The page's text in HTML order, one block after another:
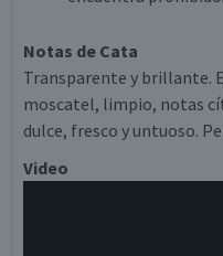
Notas de Cata
Transparente y brillante.
moscatel, limpio, notas
dulce, fresco y untuoso.
Video